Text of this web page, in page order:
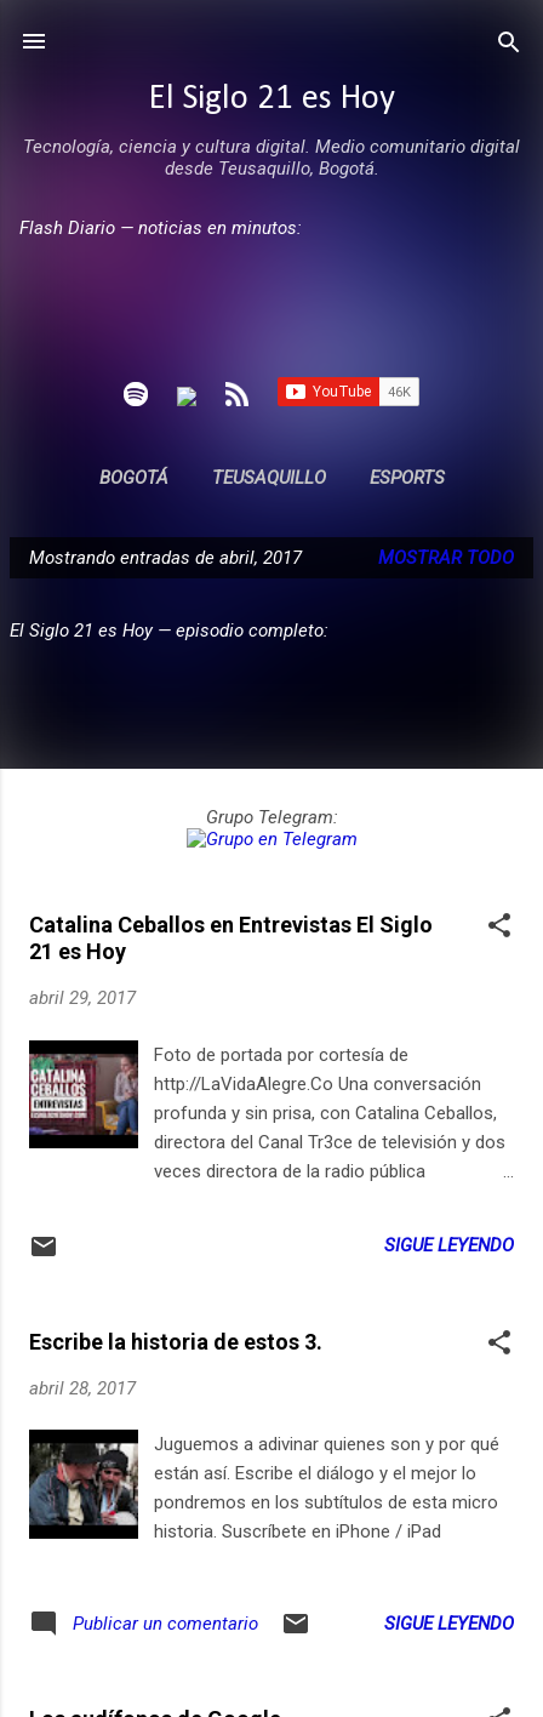
El Siglo 21 es Hoy
Tecnología, ciencia y cultura digital. Medio comunitario digital
desde Teusaquillo, Bogotá.
Flash Diario — noticias en minutos:
BOGOTÁ TEUSAQUILLO ESPORTS
PARTICIPA
E
t
a
Mostrando entradas de abril, 2017 MOSTRAR TODO
El Siglo 21 es Hoy — episodio completo:
Grupo Telegram:
Catalina Ceballos en Entrevistas El Siglo
21 es Hoy
abril 29, 2017
Foto de portada por cortesía de
http://LaVidaAlegre.Co Una conversación
profunda y sin prisa, con Catalina Ceballos,
directora del Canal Tr3ce de televisión y dos
veces directora de la radio pública
ciudad, de radio, de televisión, de
SIGUE LEYENDO
Escribe la historia de estos 3.
abril 28, 2017
Juguemos a adivinar quienes son y por qué
están así. Escribe el diálogo y el mejor lo
pondremos en los subtítulos de esta micro
historia. Suscríbete en iPhone / iPad
Publicar un comentario SIGUE LEYENDO